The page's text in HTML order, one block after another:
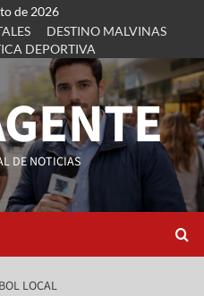
de 2026
DESTINO MALVINAS
DEPORTIVA
DE NOTICIAS
LOCAL